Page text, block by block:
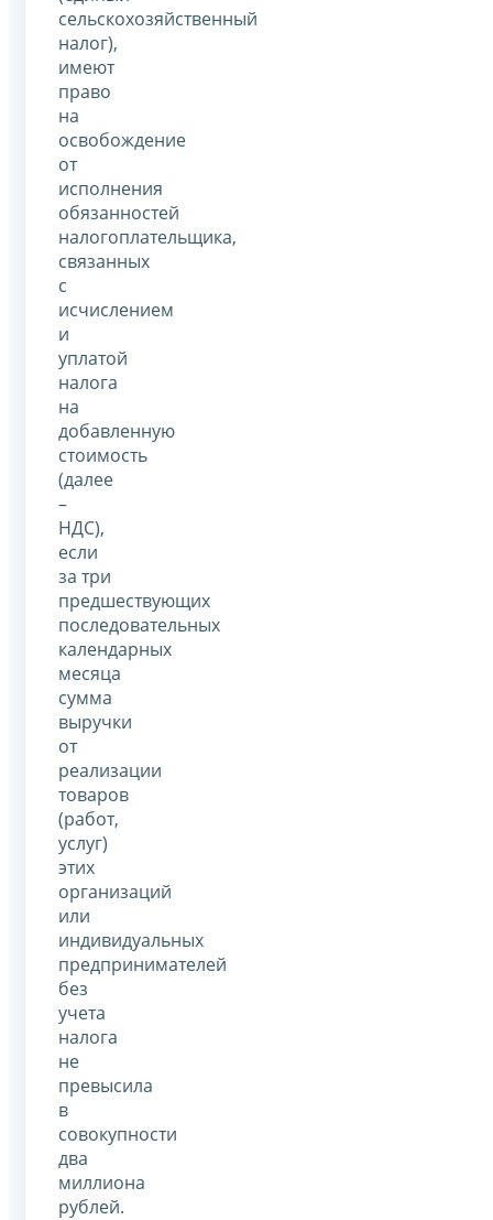
сельскохозяйственный
налог),
имеют
право
на
освобождение
от
исполнения
обязанностей
налогоплательщика,
связанных
с
исчислением
и
уплатой
налога
на
добавленную
стоимость
(далее
–
НДС),
если
за три
предшествующих
последовательных
календарных
месяца
сумма
выручки
от
реализации
товаров
(работ,
услуг)
этих
организаций
или
индивидуальных
предпринимателей
без
учета
налога
не
превысила
в
совокупности
два
миллиона
рублей.